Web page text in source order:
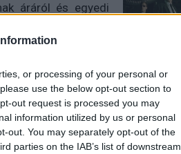
or processing of your personal or
use the below opt-out section to
out request is processed you may
information utilized by us or personal
out. You may separately opt-out of the
parties on the IAB’s list of downstream
áráról és egyedi